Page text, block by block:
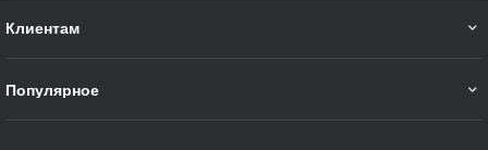
Клиентам
Популярное